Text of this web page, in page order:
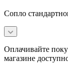
Сопло
Оплачивайте
магазине